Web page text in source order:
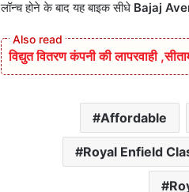
लॉन्च होने के बाद यह बाइक सीधे Bajaj
विद्युत वितरण कंपनी की लापरवाही
Affordable
Royal Enfield